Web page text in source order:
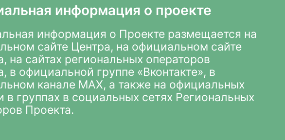
информация о проекте
информация о Проекте размещается на
сайте Центра, на официальном сайте
, на сайтах региональных операторов
в официальной группе «Вконтакте», в
канале MAX, а также на официальных
в группах в социальных сетях Региональных
Проекта.